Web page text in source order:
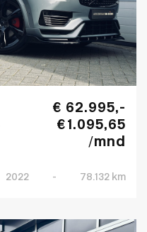
€ 62.995,-
€ 1.095,65
/mnd
2022 - 78.132 km